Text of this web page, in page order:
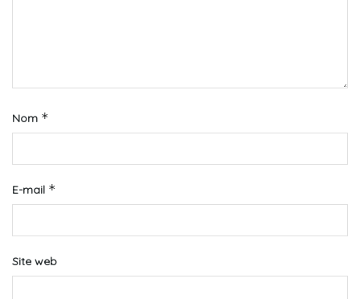
Nom *
E-mail *
Site web